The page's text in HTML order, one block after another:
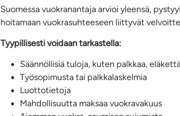
Suomessa vuokranantaja arvioi yleensä,
hoitamaan vuokrasuhteeseen liittyvät
Tyypillisesti voidaan tarkastella:
Säännöllisiä tuloja, kuten palkkaa,
Työsopimusta tai palkkalaskelmia
Luottotietoja
Mahdollisuutta maksaa vuokravakuus